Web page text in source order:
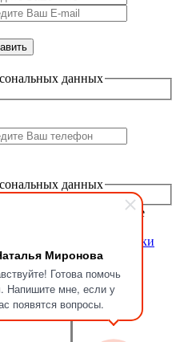
Миронова
Готова помочь
Напишите мне, если у
появятся вопросы.
данных
данных
вам в ближайшее
Продолжить покупки